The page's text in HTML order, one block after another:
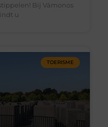
Bij Vámonos
u
TOERISME